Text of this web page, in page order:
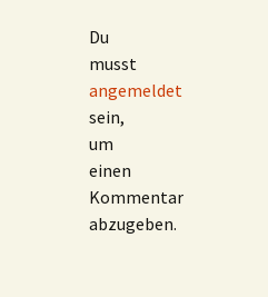
Du
musst
angemeldet
sein,
um
einen
Kommentar
abzugeben.